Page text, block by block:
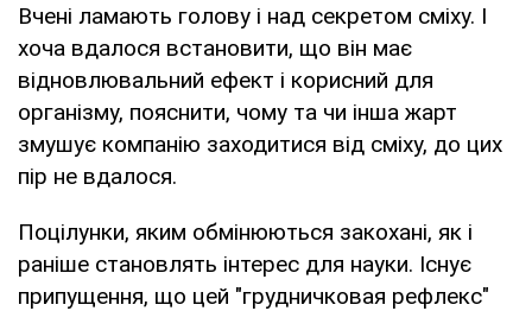
Вчені ламають голову і над секретом сміху. І
хоча вдалося встановити, що він має
відновлювальний ефект і корисний для
організму, пояснити, чому та чи інша жарт
змушує компанію заходитися від сміху, до цих
пір не вдалося.
Поцілунки, яким обмінюються закохані, як і
раніше становлять інтерес для науки. Існує
припущення, що цей "грудничковая рефлекс"